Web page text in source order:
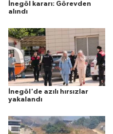
İnegöl kararı: Görevden
alındı
İnegöl'de azılı hırsızlar
yakalandı